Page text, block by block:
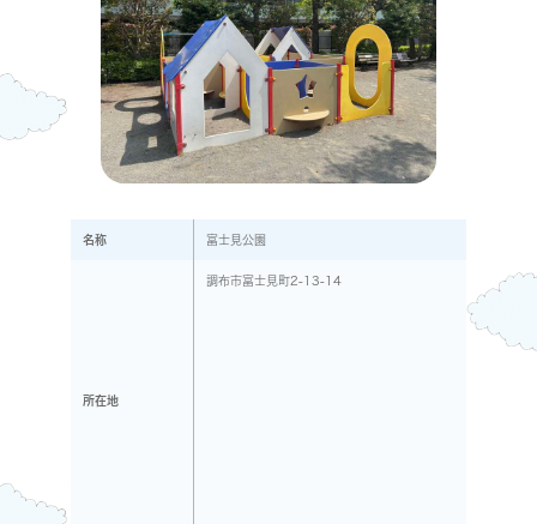
名称 富士見公園
所在地
調布市富士見町2-13-14